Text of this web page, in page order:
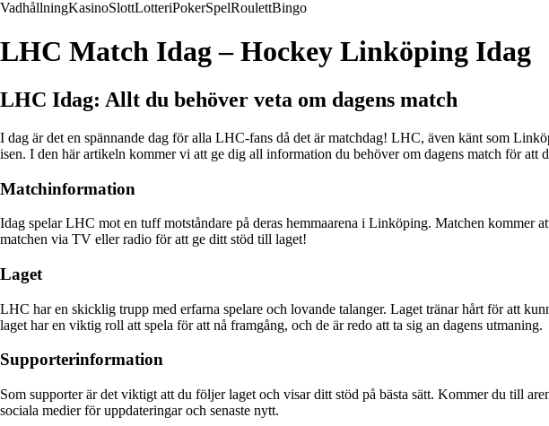
VadhållningKasinoSlottLotteriPokerSpelRoulettBingo
LHC Match Idag – Hockey Linköping Idag
LHC Idag: Allt du behöver veta om dagens match
I dag är det en spännande dag för alla LHC-fans då det är matchdag! LHC, även känt som
isen. I den här artikeln kommer vi att ge dig all information du behöver om dagens match för att
Matchinformation
Idag spelar LHC mot en tuff motståndare på deras hemmaarena i Linköping. Matchen
matchen via TV eller radio för att ge ditt stöd till laget!
Laget
LHC har en skicklig trupp med erfarna spelare och lovande talanger. Laget tränar hårt för att
laget har en viktig roll att spela för att nå framgång, och de är redo att ta sig an dagens utmaning.
Supporterinformation
Som supporter är det viktigt att du följer laget och visar ditt stöd på bästa sätt. Kommer du till
sociala medier för uppdateringar och senaste nytt.